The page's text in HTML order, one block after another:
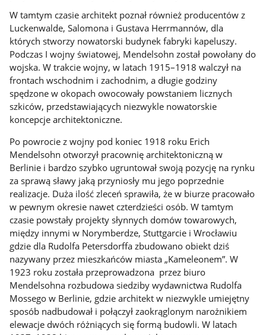
W tamtym czasie architekt poznał również producentów z
Luckenwalde, Salomona i Gustava Herrmannów, dla
których stworzy nowatorski budynek fabryki kapeluszy.
Podczas I wojny światowej, Mendelsohn został powołany do
wojska. W trakcie wojny, w latach 1915–1918 walczył na
frontach wschodnim i zachodnim, a długie godziny
spędzone w okopach owocowały powstaniem licznych
szkiców, przedstawiających niezwykle nowatorskie
koncepcje architektoniczne.
Po powrocie z wojny pod koniec 1918 roku Erich
Mendelsohn otworzył pracownię architektoniczną w
Berlinie i bardzo szybko ugruntował swoją pozycję na rynku
za sprawą sławy jaką przyniosły mu jego poprzednie
realizacje. Duża ilość zleceń sprawiła, że w biurze pracowało
w pewnym okresie nawet czterdzieści osób. W tamtym
czasie powstały projekty słynnych domów towarowych,
między innymi w Norymberdze, Stuttgarcie i Wrocławiu
gdzie dla Rudolfa Petersdorffa zbudowano obiekt dziś
nazywany przez mieszkańców miasta „Kameleonem”. W
1923 roku została przeprowadzona przez biuro
Mendelsohna rozbudowa siedziby wydawnictwa Rudolfa
Mossego w Berlinie, gdzie architekt w niezwykle umiejętny
sposób nadbudował i połączył zaokrąglonym narożnikiem
elewacje dwóch różniących się formą budowli. W latach